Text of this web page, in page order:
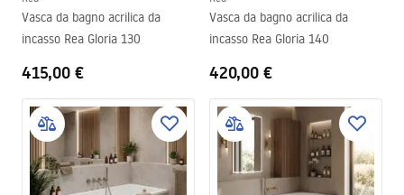
Vasca da bagno acrilica da
incasso Rea Gloria 130
415,00 €
Vasca da bagno acrilica da
incasso Rea Gloria 140
420,00 €